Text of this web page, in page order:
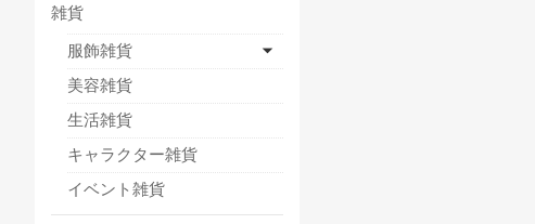
雑貨
服飾雑貨
美容雑貨
生活雑貨
キャラクター雑貨
イベント雑貨